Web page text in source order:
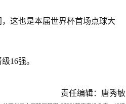
这也是本届世界杯首场点球大
16强。
责任编辑：唐秀敏